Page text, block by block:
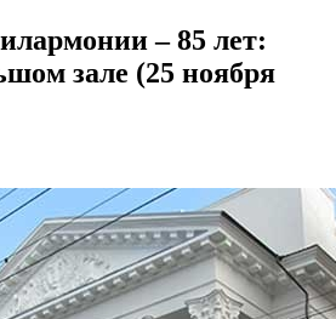
– 85 лет:
зале (25 ноября